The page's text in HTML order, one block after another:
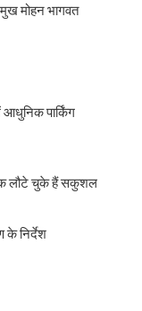
मोहन भागवत
आधुनिक पार्किंग
लौटे चुके हैं सकुशल
के निर्देश